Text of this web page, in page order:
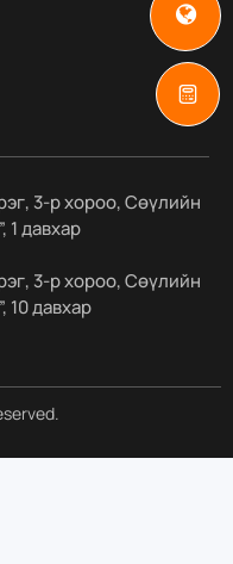
3-р хороо, Сөүлийн
1 давхар
3-р хороо, Сөүлийн
10 давхар